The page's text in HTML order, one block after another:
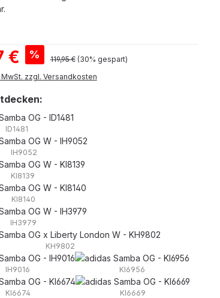
€ % Regulärer Preis:
119,95 € (30% gespart)
zzgl. Versandkosten
ID1481
IH9052
KI8139
KI8140
IH3979
KH9802
IH9016 KI6956
KI6674 KI6669